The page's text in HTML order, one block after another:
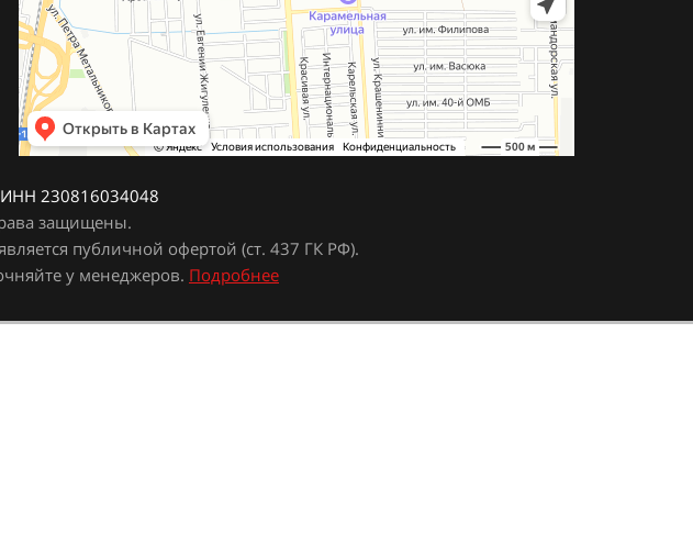
230816034048
защищены.
публичной офертой (ст. 437 ГК РФ).
у менеджеров. Подробнее